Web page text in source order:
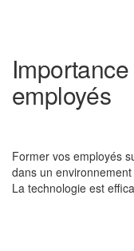
employés
Former vos employés
dans un
La technologie est